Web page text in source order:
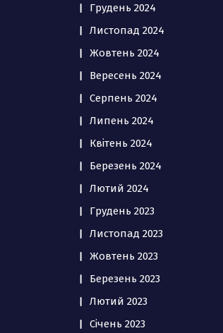
Грудень 2024
Листопад 2024
Жовтень 2024
Вересень 2024
Серпень 2024
Липень 2024
Квітень 2024
Березень 2024
Лютий 2024
Грудень 2023
Листопад 2023
Жовтень 2023
Березень 2023
Лютий 2023
Січень 2023